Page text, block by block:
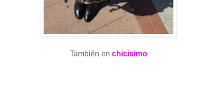
También en chicisimo